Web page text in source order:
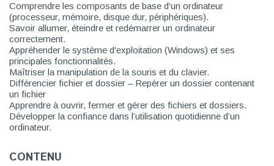
Comprendre les composants de base d’un ordinateur
(processeur, mémoire, disque dur, périphériques).
Savoir allumer, éteindre et redémarrer un ordinateur
correctement.
Appréhender le système d'exploitation (Windows) et ses
principales fonctionnalités.
Maîtriser la manipulation de la souris et du clavier.
Différencier fichier et dossier – Repérer un dossier contenant
un fichier
Apprendre à ouvrir, fermer et gérer des fichiers et dossiers.
Développer la confiance dans l’utilisation quotidienne d’un
ordinateur.
CONTENU